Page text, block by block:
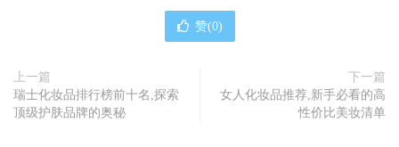
赞(0)
上一篇
瑞士化妆品排行榜前十名,探索
顶级护肤品牌的奥秘
下一篇
女人化妆品推荐,新手必看的高
性价比美妆清单